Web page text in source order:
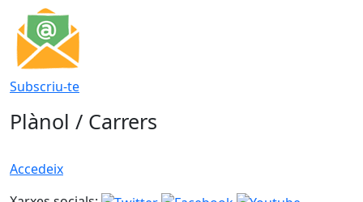
Subscriu-te
Plànol / Carrers
Accedeix